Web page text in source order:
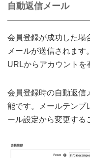
自動返信メール
会員登録が成功した場
メールが送信されま
URLからアカウントを
会員登録時の自動返信
能です。メールテンプ
ール設定から変更する